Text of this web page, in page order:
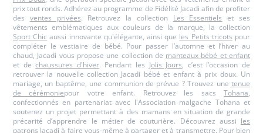
prix tout ronds. Adhérez au programme de Fidélité Jacadi afin de profiter
des ventes privées. Retrouvez la collection Les Essentiels et ses
vêtements emblématiques aux couleurs de la marque, la collection
Sport Chic aussi innovante qu'élégante, ainsi que les Petits tricots pour
compléter le vestiaire de bébé. Pour passer l’automne et l’hiver au
chaud, Jacadi vous propose une collection de manteaux bébé et enfant
et dechaussures d'hiver. Pendant les Jolis Jours, c’est l’occasion de
retrouver la nouvelle collection Jacadi bébé et enfant à prix doux. Un
mariage, un baptême, une communion de prévue ? Trouvez une tenue
de cérémoniepour votre enfant. Retrouvez les sacsTohana,
confectionnés en partenariat avec l'Association malgache Tohana et
soutenez un projet permettant à des mamans en situation de grande
précarité d’apprendre le métier de couturière. Découvrez aussi les
patrons Jacadi à faire vous-même à partager et à transmettre. Pour bien